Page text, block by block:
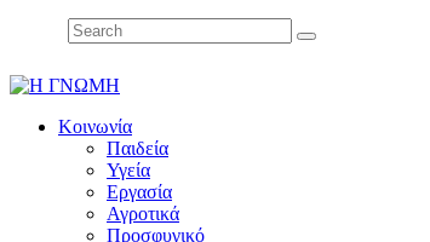
Κοινωνία
Παιδεία
Υγεία
Εργασία
Αγροτικά
Προσφυγικό